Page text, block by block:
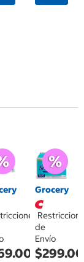
Grocery
de
Envío
$299.00